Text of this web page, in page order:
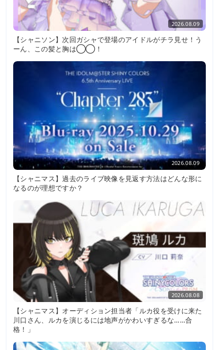
2026.08.09
【シャニソン】次回ガシャで登場のアイドルがチラ見せ！う
ーん、この髪と胸は◯◯！
2026.08.09
【シャニマス】過去のライブ映像を見返す方法はどんな形に
なるのが理想ですか？
2026.08.08
【シャニマス】オーディション担当者「ルカ役を受けに来た
川口さん、ルカを演じるには地声がかわいすぎるな……合
格！」